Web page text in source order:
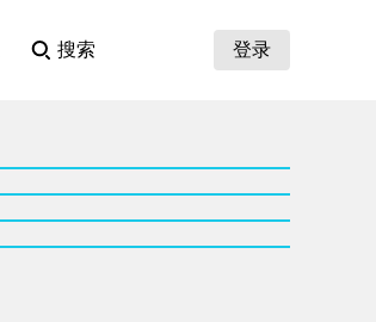
搜索 登录